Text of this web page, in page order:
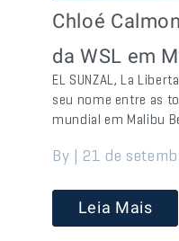
Chloé
da WSL em
EL SUNZAL, La
seu nome entre as
mundial em Malibu
By | 21 de
Leia Mais